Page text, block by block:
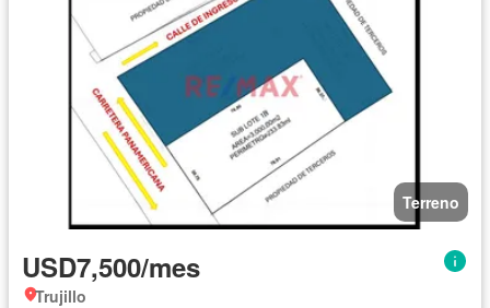
Terreno
USD7,500/mes
Trujillo